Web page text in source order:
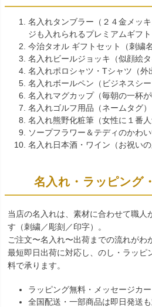
名入れタンブラー（２４金メッ
ジも入れられるプレミアムギフト
今治タオル ギフトセット（刺繍名
名入れビールジョッキ（似顔絵タ
名入れポロシャツ・Tシャツ（外
名入れボールペン（ビジネスシー
名入れマグカップ（毎朝の一杯が
名入れゴルフ用品（ネームタグ）
名入れ熊野化粧筆（女性に１番人
ソープフラワー＆テディのかわ
名入れ日本酒・ワイン（お祝いの
名入れ・ラッピング
当店の名入れは、素材に合わせて職人
す（刺繍／彫刻／印字）。
ご注文〜名入れ〜出荷までの流れがわ
最短即日出荷に対応し、のし・ラッピ
料で承ります。
ラッピング無料・メッセージカ
全国配送・一部商品は即日発送